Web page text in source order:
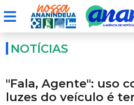
NOTÍCIAS
"Fala, Agente": uso
luzes do veículo é